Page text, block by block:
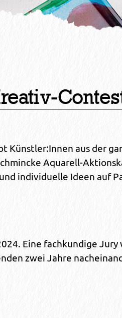
Künstler:Innen aus der
Aquarell-
individuelle Ideen auf
Eine fachkundige
zwei Jahre